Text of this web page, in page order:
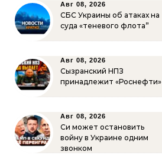
Авг 08, 2026
СБС Украины об атаках на
суда «теневого флота”
Авг 08, 2026
Сызранский НПЗ
принадлежит «Роснефти»
Авг 08, 2026
Си может остановить
войну в Украине одним
звонком